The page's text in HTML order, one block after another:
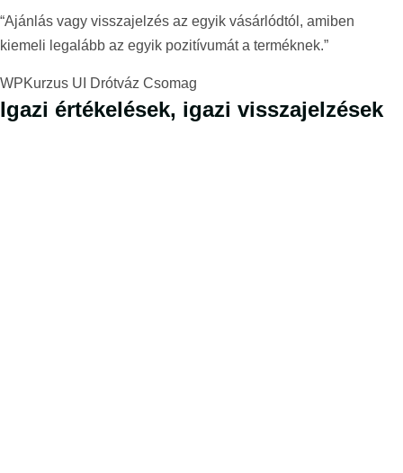
“Ajánlás vagy visszajelzés az egyik vásárlódtól, amiben
kiemeli legalább az egyik pozitívumát a terméknek.”
WPKurzus UI Drótváz Csomag
Igazi értékelések, igazi visszajelzések